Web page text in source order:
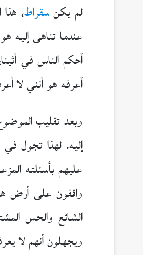
لم يكنسقراط،
عندما تناهى إليه
أحكم الناس في
أعرفه هو أنني لا
وبعد تقليب
إليه. لهذا تجول
عليهم بأسئلته
واقفون على أرض
الشائع والحس
ويجهلون أنهم لا